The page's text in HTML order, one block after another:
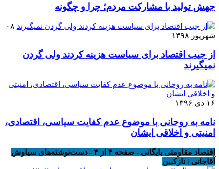
جهش تولید با مشارکت مردم؛ چرا و چگونه
۰۸
شهریور ۱۳۹۸
از جیب اقتصاد برای سیاست هزینه کردند ولی گردن
نمیگیرند
۱۶ دی ۱۳۹۶
نامه به روحانی با موضوع عدم کفایت سیاسی، اقتصادی،
امنیتی و اخلاقی ایشان
اقتصاد مقاومتی بایگانی - صفحه ۴ از ۴ - دست‌نوشته‌های سیاوش
آقاجانی | نازکبین